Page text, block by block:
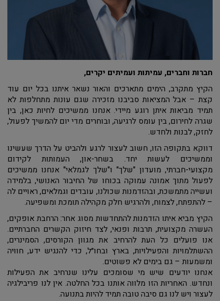
חברות וחברים, עמיתות ועמיתים יקרים,
הקיץ מתקרב, הימים מתארכים והאור נשאר איתנו בכל יום עוד
קצת – אבל המציאות סביבנו מזכירה שגם עונות מתחלפות לא
תמיד מביאות איתן רוגע מיידי. אנחנו ממשיכים לחיות כאן, בין
שגרה לחירום, בין עומס לרגיעה, ובוחרים מדי יום להמשיך לפעול,
לחזק, לבנות ולחדש.
דווקא בתקופה הזו, חשוב לעצור לרגע ולהביט על הדרך שעשינו
וממשיכים לעשות יחד. בשחר-און, העמותות לקידום
מקצועי-חברתי, מועדון "שלך" ו"שלך לגמלאי" אנחנו ממשיכים
לפעול מתוך אמונה עמוקה בכוחו של החיבור האנושי, בלמידה
ועשייה מתמשכת, ובהזדמנות שכולנו, עובדים וגמלאים, ראויים לה
– להתפתח, לצמוח, ולהרגיש חלק מקהילה תומכת ומשפיעה.
הקיץ מביא איתו הזדמנות להתחדשות מסוג אחר: הרחבת אופקים,
העשרה מקצועית, תרבות ופנאי, לצד חיזוק הקשרים החברתיים.
אנו פועלים כל העת להרחיב את מגוון הקורסים, הסמינרים,
ההשתלמויות והפעילויות, בארץ ובחו״ל, כדי להנגיש ידע, חוויה
ומשמעות – גם בימים לא פשוטים.
אנחנו יודעים שיש מי שסומכים עלינו שנרחיב את הפעילות
ונחדש. האחריות הזו מלווה אותנו בכל החלטה. אין לנו פריבילגיה
לעצור ויש לנו גם סיבה טובה תמיד להיות בתנועה.